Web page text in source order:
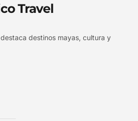
Travel
destinos mayas, cultura y